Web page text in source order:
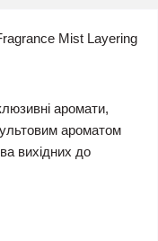
Mist Layering
аромати,
ароматом
вихідних до